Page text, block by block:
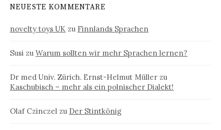
NEUESTE KOMMENTARE
novelty toys UK zu Finnlands Sprachen
Susi zu Warum sollten wir mehr Sprachen lernen?
Dr med Univ. Zürich. Ernst-Helmut Müller zu
Kaschubisch – mehr als ein polnischer Dialekt!
Olaf Czinczel zu Der Stintkönig